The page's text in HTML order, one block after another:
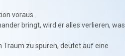
voraus.
bringt, wird er alles verlieren, was
Traum zu spüren, deutet auf eine